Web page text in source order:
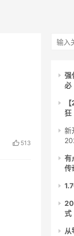
513
强
必
狂
新
有
传
式
从